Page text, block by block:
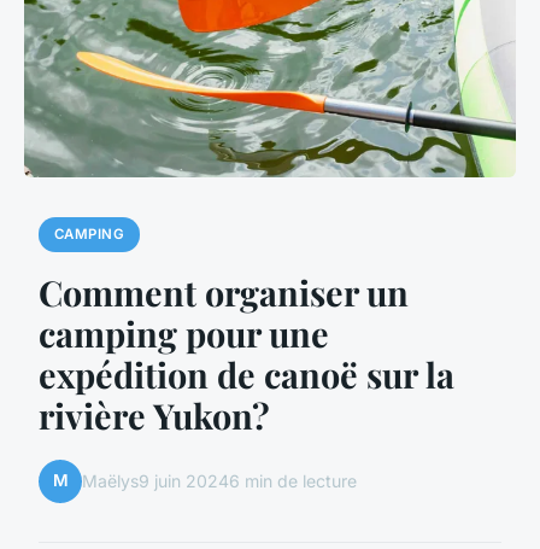
CAMPING
Comment organiser un
camping pour une
expédition de canoë sur la
rivière Yukon?
M Maëlys9 juin 20246 min de lecture